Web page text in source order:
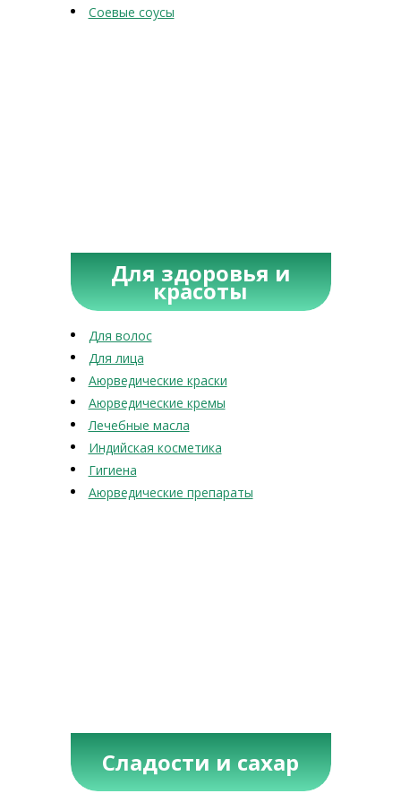
Соевые соусы
Для здоровья и
красоты
Для волос
Для лица
Аюрведические краски
Аюрведические кремы
Лечебные масла
Индийская косметика
Гигиена
Аюрведические препараты
Сладости и сахар